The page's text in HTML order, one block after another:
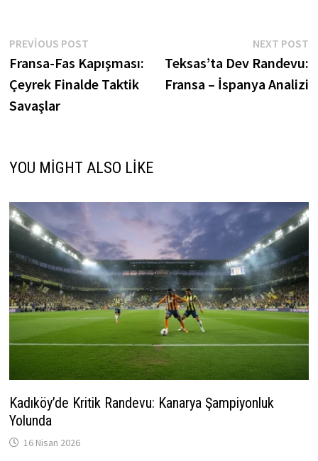
Yazı
gezinmesi
PREVIOUS POSTPrevious
post:
Fransa-Fas Kapışması:
Çeyrek Finalde Taktik
Savaşlar
NEXT POST
Teksas’ta Dev Randevu:
Fransa – İspanya Analizi
YOU MIGHT ALSO LIKE
Kadıköy’de Kritik Randevu: Kanarya Şampiyonluk
Yolunda
16 Nisan 2026